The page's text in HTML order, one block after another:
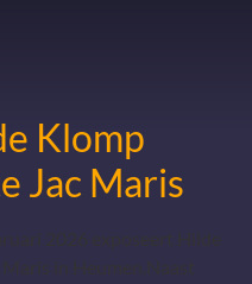
Klomp
Jac Maris